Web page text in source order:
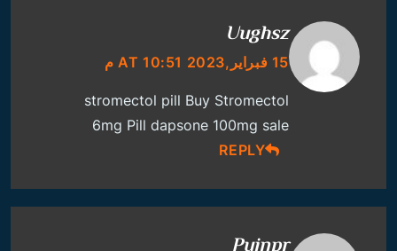
Uughsz
15 فبراير,2023 AT 10:51 م
stromectol pill Buy Stromectol
6mg Pill dapsone 100mg sale
REPLY
Pujnpr